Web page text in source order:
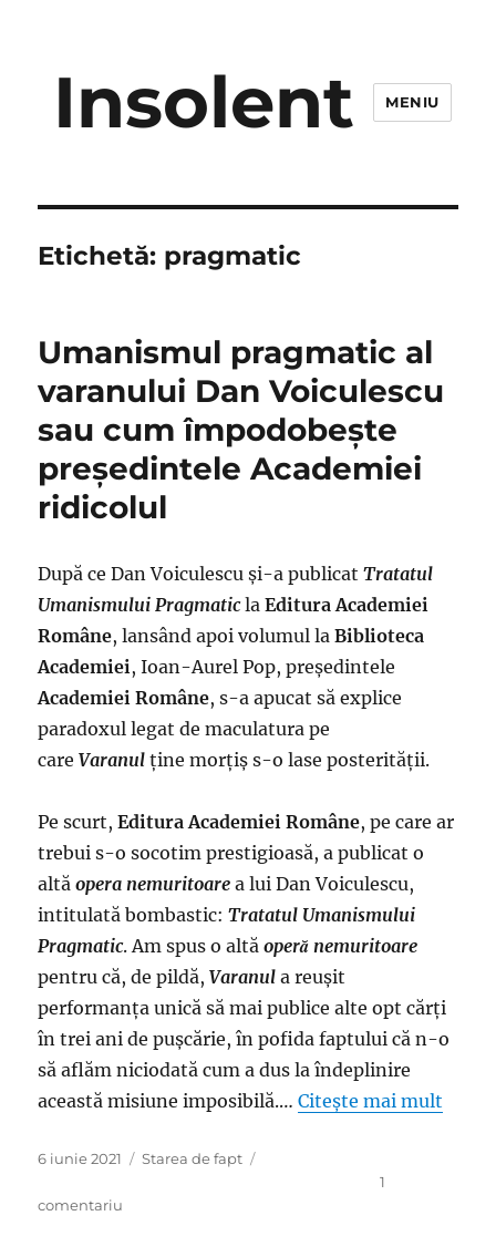
Insolent MENIU
Etichetă: pragmatic
Umanismul pragmatic al
varanului Dan Voiculescu
sau cum împodobeşte
preşedintele Academiei
ridicolul
După ce Dan Voiculescu și-a publicatTratatul
Umanismului PragmaticlaEditura Academiei
Române, lansând apoi volumul laBiblioteca
Academiei, Ioan-Aurel Pop, preşedintele
Academiei Române, s-a apucat să explice
paradoxul legat de maculatura pe
careVaranul ţine morţiş s-o lase posterităţii.
Pe scurt,Editura Academiei Române, pe care ar
trebui s-o socotim prestigioasă, a publicat o
altă opera nemuritoare a lui Dan Voiculescu,
intitulată bombastic:Tratatul Umanismului
Pragmatic. Am spus o altăoperă nemuritoare
pentru că, de pildă,Varanul a reuşit
performanţa unică să mai publice alte opt cărţi
în trei ani de puşcărie, în pofida faptului că n-o
să aflăm niciodată cum a dus la îndeplinire
această misiune imposibilă.…Citește mai mult
Publicat
6 iunie 2021 Categorii
Starea de fapt
1
comentariu